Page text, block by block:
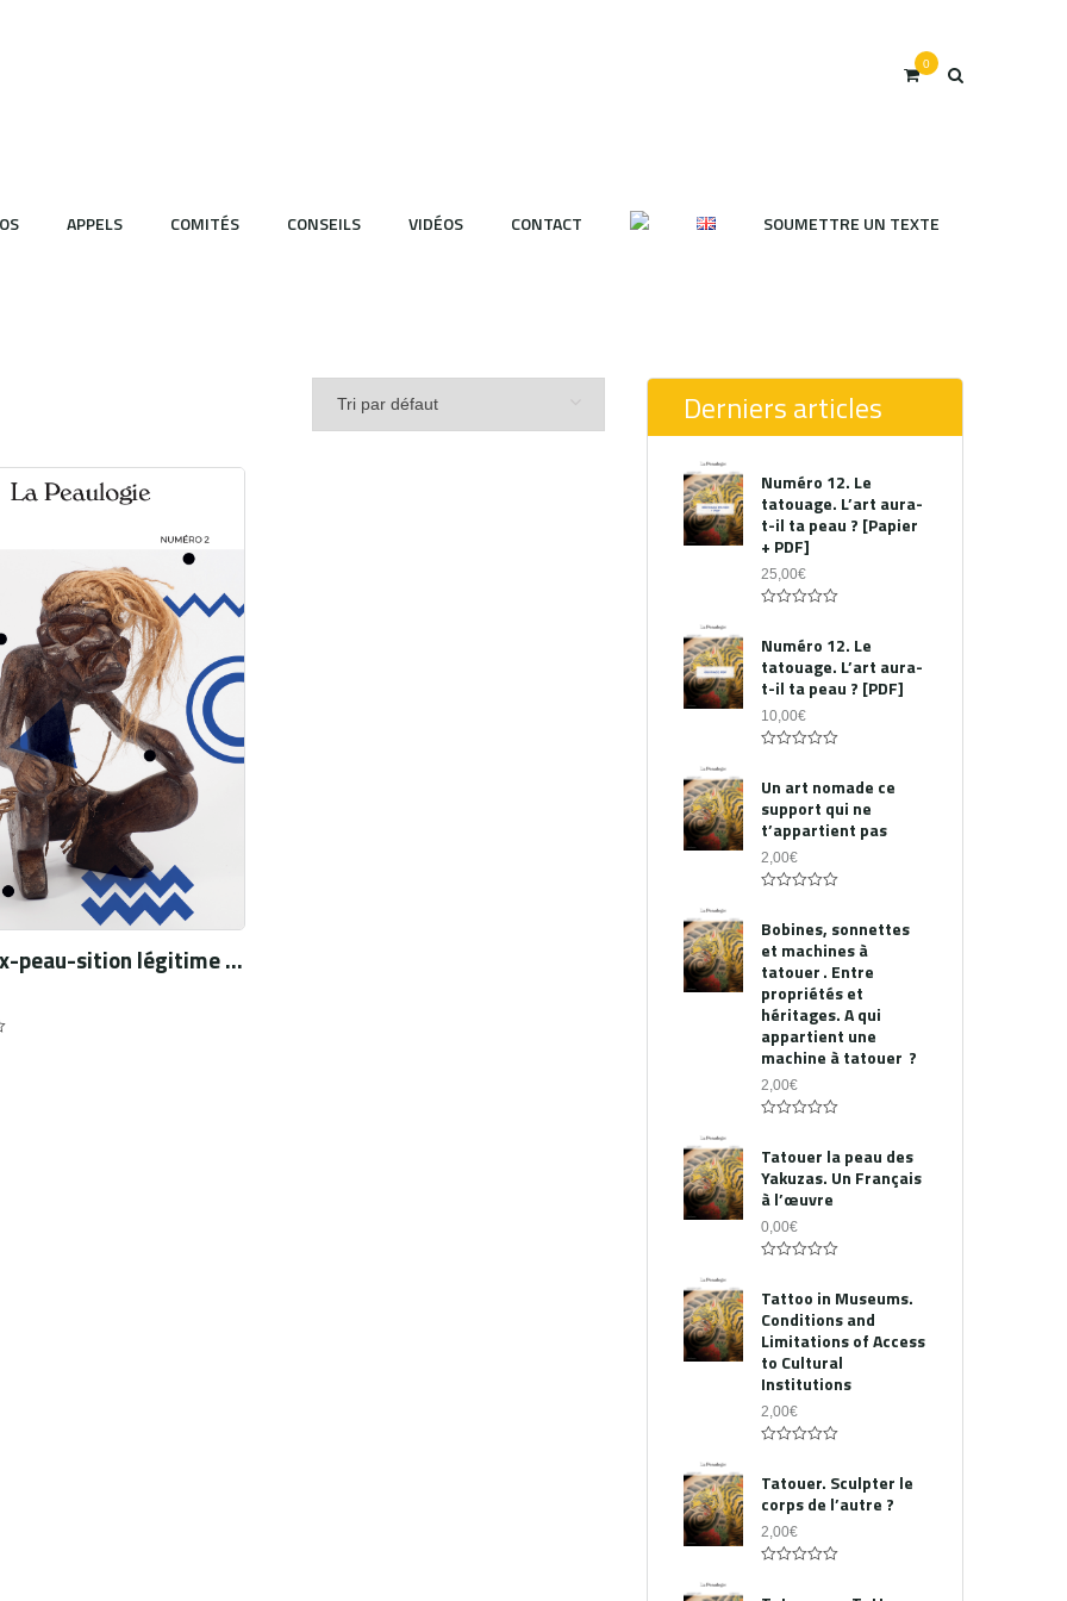
0
APPELS COMITÉS CONSEILS VIDÉOS CONTACT SOUMETTRE UN TEXTE
Entre ex-peau-sition légitime et sur-ex-peausition : les séquelles de brûlure grave comme trophées
Derniers articles
Numéro 12. Le
tatouage. L’art aura-
t-il ta peau ? [Papier
+ PDF]
25,00€
out
of
5
Numéro 12. Le
tatouage. L’art aura-
t-il ta peau ? [PDF]
10,00€
out
of
5
Un art nomade ce
support qui ne
t’appartient pas
2,00€
out
of
5
Bobines, sonnettes
et machines à
tatouer . Entre
propriétés et
héritages. A qui
appartient une
machine à tatouer ?
2,00€
out
of
5
Tatouer la peau des
Yakuzas. Un Français
à l’œuvre
0,00€
out
of
5
Tattoo in Museums.
Conditions and
Limitations of Access
to Cultural
Institutions
2,00€
out
of
5
Tatouer. Sculpter le
corps de l’autre ?
2,00€
out